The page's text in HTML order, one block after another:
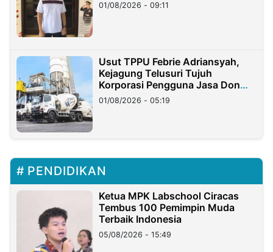
01/08/2026 - 09:11
Usut TPPU Febrie Adriansyah,
Kejagung Telusuri Tujuh
Korporasi Pengguna Jasa Don
Ritto
01/08/2026 - 05:19
PENDIDIKAN
Ketua MPK Labschool Ciracas
Tembus 100 Pemimpin Muda
Terbaik Indonesia
05/08/2026 - 15:49